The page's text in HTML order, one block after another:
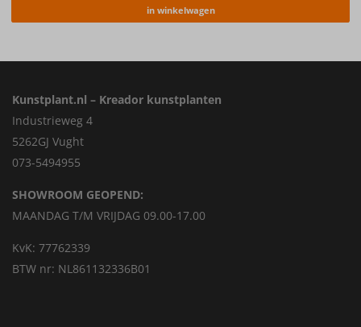
in winkelwagen
Kunstplant.nl – Kreador kunstplanten
Industrieweg 4
5262GJ Vught
073-5494955
SHOWROOM GEOPEND:
MAANDAG T/M VRIJDAG 09.00-17.00
KvK: 77762339
BTW nr: NL861132336B01